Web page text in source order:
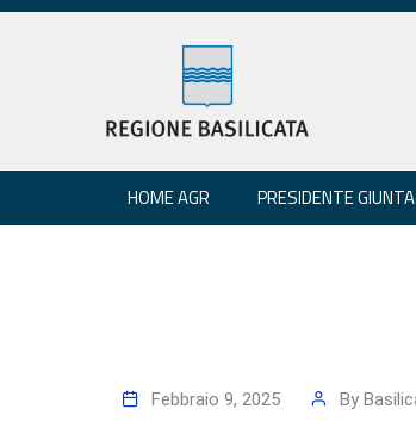
HOME AGR PRESIDENTE GIUNTA
Febbraio 9, 2025 By